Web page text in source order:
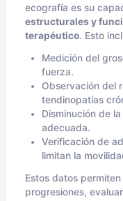
ecografía es su
estructurales y
terapéutico. Esto
Medición del
fuerza.
Observación del
tendinopatías
Disminución de
adecuada.
Verificación de
limitan la
Estos datos
progresiones,